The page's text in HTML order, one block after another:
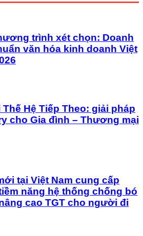
trình xét chọn: Doanh
văn hóa kinh doanh Việt
Hệ Tiếp Theo: giải pháp
cho Gia đình – Thương mại
tại Việt Nam cung cấp
năng hệ thống chống bó
cao TGT cho người đi